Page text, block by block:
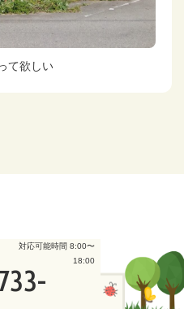
て欲しい
対応可能時間 8:00〜
18:00